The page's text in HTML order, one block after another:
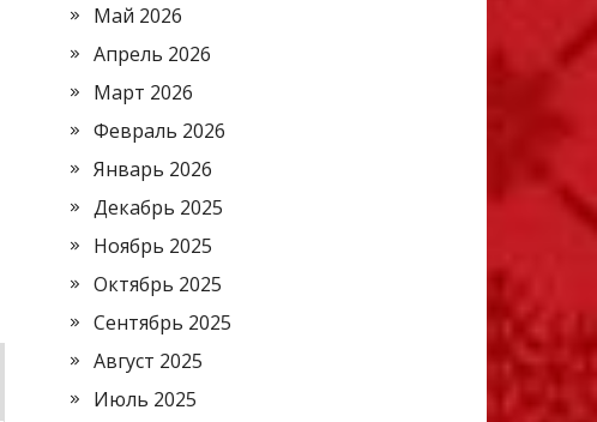
Май 2026
Апрель 2026
Март 2026
Февраль 2026
Январь 2026
Декабрь 2025
Ноябрь 2025
Октябрь 2025
Сентябрь 2025
Август 2025
Июль 2025